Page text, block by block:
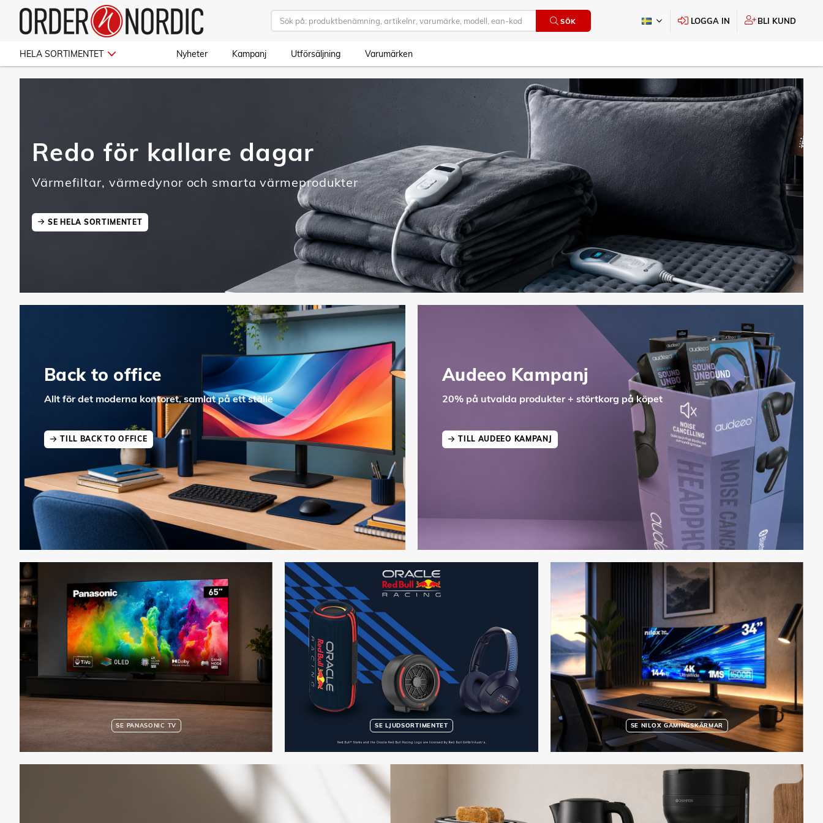
SÖK LOGGA IN BLI KUND
HELA SORTIMENTET Nyheter Kampanj Utförsäljning Varumärken
Redo för kallare dagar
Värmefiltar, värmedynor och smarta värmeprodukter
SE HELA SORTIMENTET
Back to office
Allt för det moderna kontoret, samlat på ett ställe
TILL BACK TO OFFICE
Audeeo Kampanj
20% på utvalda produkter + störtkorg på köpet
TILL AUDEEO KAMPANJ
SE PANASONIC TV SE LJUDSORTIMENTET SE NILOX GAMINGSKÄRMAR